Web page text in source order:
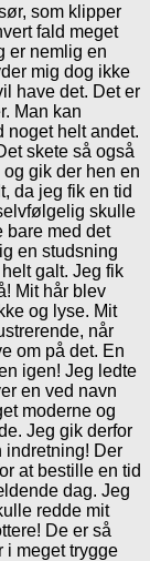
som klipper
fald meget
er nemlig en
mig dog ikke
have det. Det er
Man kan
noget helt andet.
skete så også
gik der hen en
da jeg fik en tid
skulle
bare med det
en studsning
galt. Jeg fik
Mit hår blev
og lyse. Mit
når
om på det. En
igen! Jeg ledte
en ved navn
moderne og
Jeg gik derfor
indretning! Der
at bestille en tid
dag. Jeg
redde mit
De er så
i meget trygge